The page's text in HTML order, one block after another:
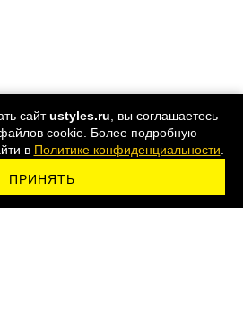
сайтustyles.ru , вы соглашаетесь
cookie. Более подробную
в Политике конфиденциальности
ПРИНЯТЬ